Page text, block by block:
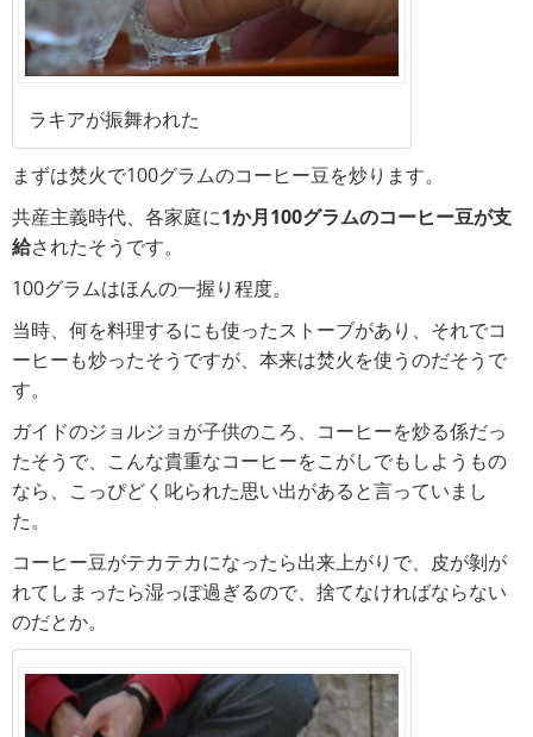
ラキアが振舞われた
まずは焚火で100グラムのコーヒー豆を炒ります。
共産主義時代、各家庭に1か月100グラムのコーヒー豆が支
給されたそうです。
100グラムはほんの一握り程度。
当時、何を料理するにも使ったストーブがあり、それでコ
ーヒーも炒ったそうですが、本来は焚火を使うのだそうで
す。
ガイドのジョルジョが子供のころ、コーヒーを炒る係だっ
たそうで、こんな貴重なコーヒーをこがしでもしようもの
なら、こっぴどく叱られた思い出があると言っていまし
た。
コーヒー豆がテカテカになったら出来上がりで、皮が剝が
れてしまったら湿っぽ過ぎるので、捨てなければならない
のだとか。